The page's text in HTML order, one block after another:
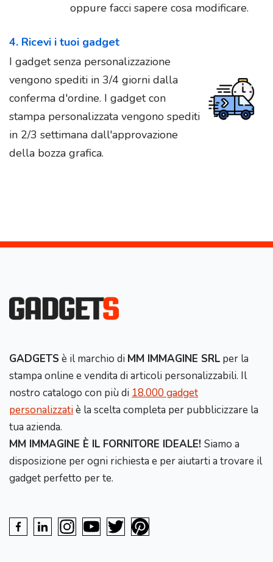
oppure facci sapere cosa modificare.
4. Ricevi i tuoi gadget
I gadget senza personalizzazione
vengono spediti in 3/4 giorni dalla
conferma d'ordine. I gadget con
stampa personalizzata vengono spediti
in 2/3 settimana dall'approvazione
della bozza grafica.
GADGETS è il marchio di MM IMMAGINE SRL per la
stampa online e vendita di articoli personalizzabili. Il
nostro catalogo con più di 18.000 gadget
personalizzatiè la scelta completa per pubblicizzare la
tua azienda.
MM IMMAGINE È IL FORNITORE IDEALE! Siamo a
disposizione per ogni richiesta e per aiutarti a trovare il
gadget perfetto per te.